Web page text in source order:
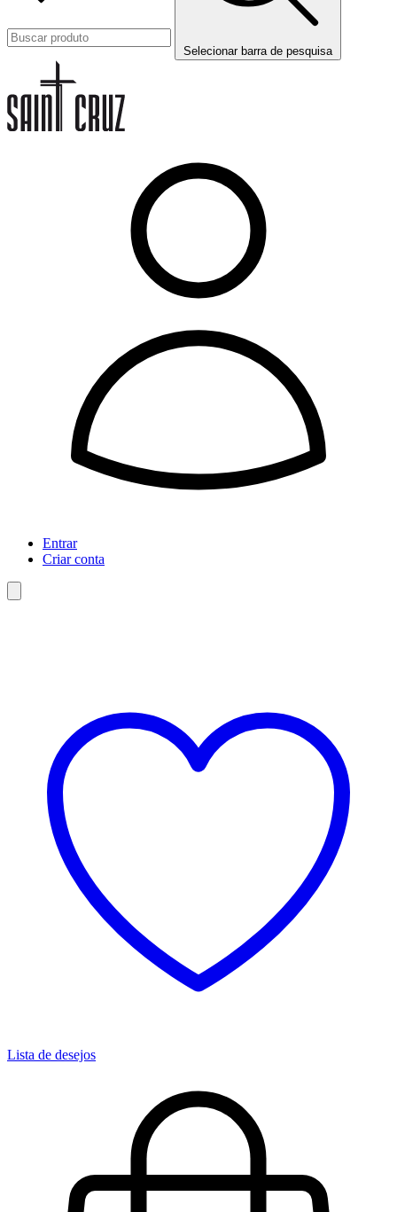
Selecionar barra de pesquisa
Entrar
Criar conta
Lista de desejos